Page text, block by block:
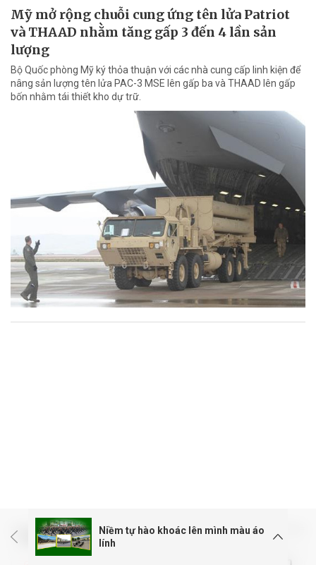
Mỹ mở rộng chuỗi cung ứng tên lửa Patriot
và THAAD nhằm tăng gấp 3 đến 4 lần sản
lượng
Bộ Quốc phòng Mỹ ký thỏa thuận với các nhà cung cấp linh kiện để
nâng sản lượng tên lửa PAC-3 MSE lên gấp ba và THAAD lên gấp
bốn nhằm tái thiết kho dự trữ.
ĐỌC NHIỀU
Niềm tự hào khoác lên mình màu áo
lính